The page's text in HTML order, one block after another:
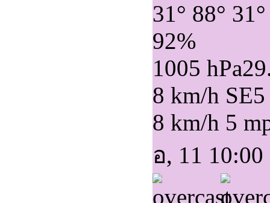
31° 88° 31°
92%
1005 hPa
8 km/h SE
8 km/h 5
อ, 11 10:00